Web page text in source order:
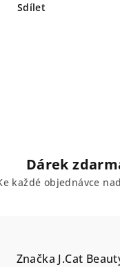
Sdílet
Dárek
každé objednávce
Značka J.Cat